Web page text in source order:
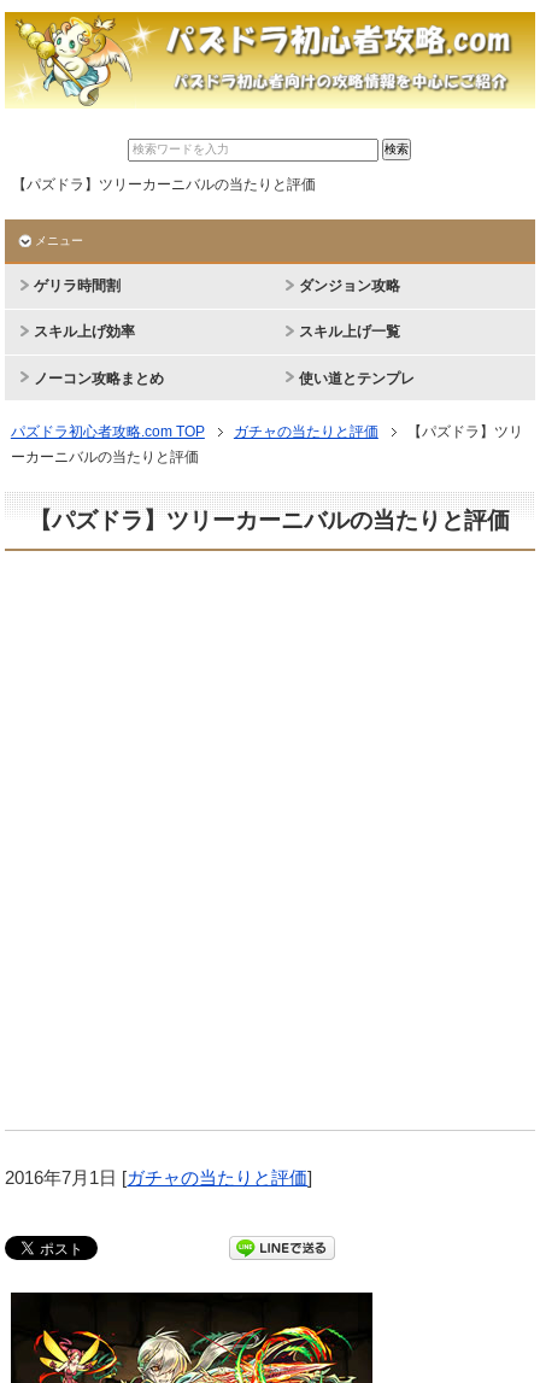
【パズドラ】ツリーカーニバルの当たりと評価
メニュー
ゲリラ時間割 ダンジョン攻略
スキル上げ効率 スキル上げ一覧
ノーコン攻略まとめ 使い道とテンプレ
パズドラ初心者攻略.com TOP ガチャの当たりと評価
【パズドラ】ツリ
ーカーニバルの当たりと評価
【パズドラ】ツリーカーニバルの当たりと評価
2016年7月1日 [ガチャの当たりと評価]